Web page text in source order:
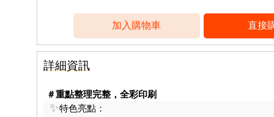
詳細資訊
＃重點整理完整，全彩印刷
✨特色亮點：